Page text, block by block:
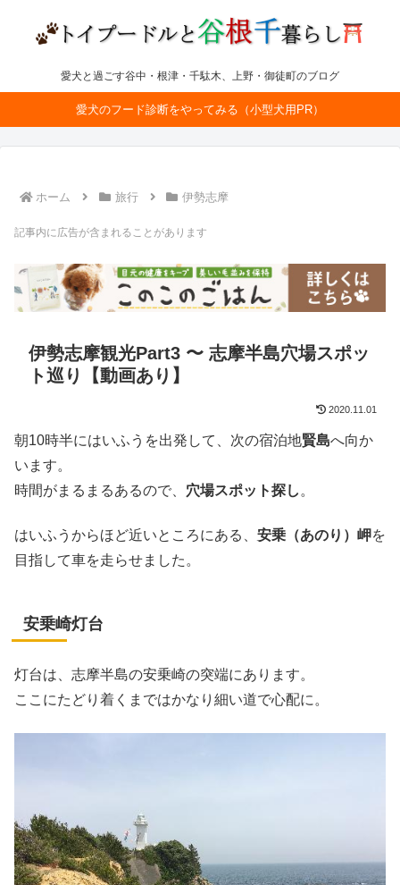
愛犬と過ごす谷中・根津・千駄木、上野・御徒町のブログ
愛犬のフード診断をやってみる（小型犬用PR）
ホーム 旅行 伊勢志摩
記事内に広告が含まれることがあります
伊勢志摩観光Part3 〜 志摩半島穴場スポッ
ト巡り【動画あり】
2020.11.01
朝10時半にはいふうを出発して、次の宿泊地賢島へ向か
います。
時間がまるまるあるので、 穴場スポット探し 。
はいふうからほど近いところにある、 安乗（あのり）岬を
目指して車を走らせました。
安乗崎灯台
灯台は、志摩半島の安乗崎の突端にあります。
ここにたどり着くまではかなり細い道で心配に。